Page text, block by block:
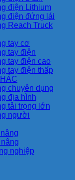
điện Lithium
điện đứng lái
Reach Truck
tay cơ
tay điện
tay điện cao
tay điện thấp
chuyên dụng
địa hình
tải trọng lớn
người
nghiệp